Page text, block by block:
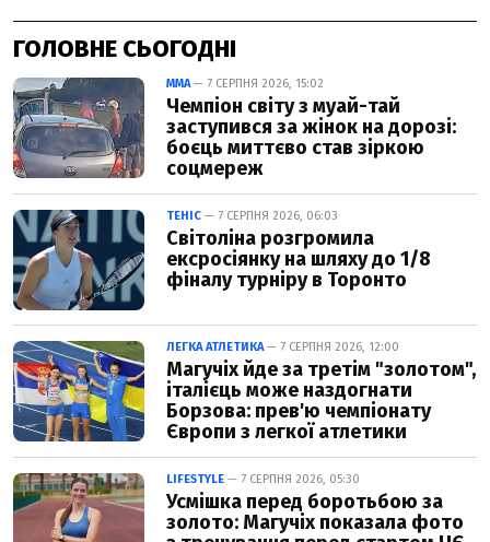
ГОЛОВНЕ СЬОГОДНІ
ММА— 7 СЕРПНЯ 2026, 15:02
Чемпіон світу з муай-тай
заступився за жінок на дорозі:
боєць миттєво став зіркою
соцмереж
ТЕНІС — 7 СЕРПНЯ 2026, 06:03
Світоліна розгромила
ексросіянку на шляху до 1/8
фіналу турніру в Торонто
ЛЕГКА АТЛЕТИКА— 7 СЕРПНЯ 2026, 12:00
Магучіх йде за третім "золотом",
італієць може наздогнати
Борзова: прев'ю чемпіонату
Європи з легкої атлетики
LIFESTYLE — 7 СЕРПНЯ 2026, 05:30
Усмішка перед боротьбою за
золото: Магучіх показала фото